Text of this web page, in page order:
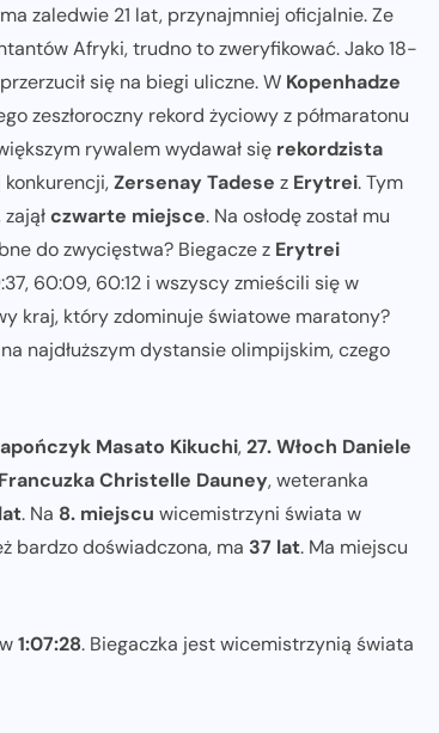
zaledwie 21 lat, przynajmniej oficjalnie. Ze
Afryki, trudno to zweryfikować. Jako 18-
się na biegi uliczne. W Kopenhadze
zeszłoroczny rekord życiowy z półmaratonu
rywalem wydawał się rekordzista
Zersenay Tadese z Erytrei. Tym
czwarte miejsce. Na osłodę został mu
do zwycięstwa? Biegacze z Erytrei
60:09, 60:12 i wszyscy zmieścili się w
kraj, który zdominuje światowe maratony?
najdłuższym dystansie olimpijskim, czego
Masato Kikuchi,27. Włoch Daniele
Francuzka Christelle Dauney, weteranka
. Na 8. miejscu wicemistrzyni świata w
bardzo doświadczona, ma 37 lat. Ma miejscu
1:07:28. Biegaczka jest wicemistrzynią świata